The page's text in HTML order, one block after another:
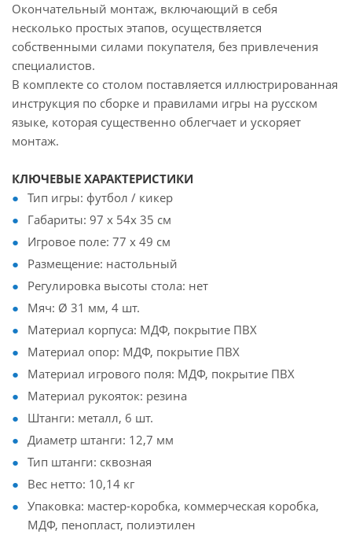
Окончательный монтаж, включающий в себя
несколько простых этапов, осуществляется
собственными силами покупателя, без привлечения
специалистов.
В комплекте со столом поставляется иллюстрированная
инструкция по сборке и правилами игры на русском
языке, которая существенно облегчает и ускоряет
монтаж.
КЛЮЧЕВЫЕ ХАРАКТЕРИСТИКИ
Тип игры: футбол / кикер
Габариты: 97 х 54х 35 см
Игровое поле: 77 х 49 см
Размещение: настольный
Регулировка высоты стола: нет
Мяч: Ø 31 мм, 4 шт.
Материал корпуса: МДФ, покрытие ПВХ
Материал опор: МДФ, покрытие ПВХ
Материал игрового поля: МДФ, покрытие ПВХ
Материал рукояток: резина
Штанги: металл, 6 шт.
Диаметр штанги: 12,7 мм
Тип штанги: сквозная
Вес нетто: 10,14 кг
Упаковка: мастер-коробка, коммерческая коробка,
МДФ, пенопласт, полиэтилен